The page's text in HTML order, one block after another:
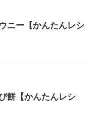
ニー【かんたんレシ
餅【かんたんレシ